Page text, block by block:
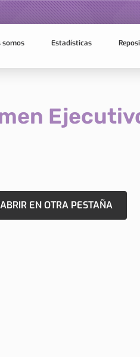
somos Estadísticas
ABRIR EN OTRA PESTAÑA